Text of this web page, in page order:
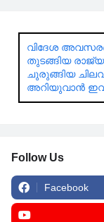
വിദേശ
തുടങ്ങിയ
ചുരുങ്ങിയ
അറിയുവാൻ
Follow Us
Facebook